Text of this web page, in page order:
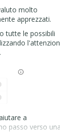
molto
apprezzati.
tutte le possibili
.
a
passo verso